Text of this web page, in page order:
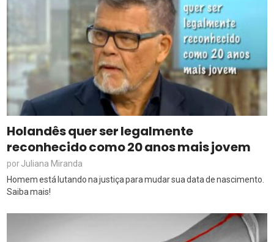
Holandês quer ser legalmente
reconhecido como 20 anos mais jovem
porJuliana Miranda
Homem está lutando na justiça para mudar sua data de nascimento.
Saiba mais!